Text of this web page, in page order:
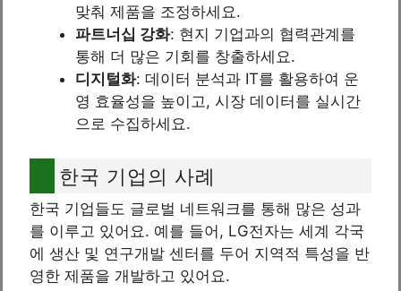
맞춰 제품을 조정하세요.
파트너십 강화: 현지 기업과의 협력관계를
통해 더 많은 기회를 창출하세요.
디지털화: 데이터 분석과 IT를 활용하여 운
영 효율성을 높이고, 시장 데이터를 실시간
으로 수집하세요.
한국 기업의 사례
한국 기업들도 글로벌 네트워크를 통해 많은 성과
를 이루고 있어요. 예를 들어, LG전자는 세계 각국
에 생산 및 연구개발 센터를 두어 지역적 특성을 반
영한 제품을 개발하고 있어요.